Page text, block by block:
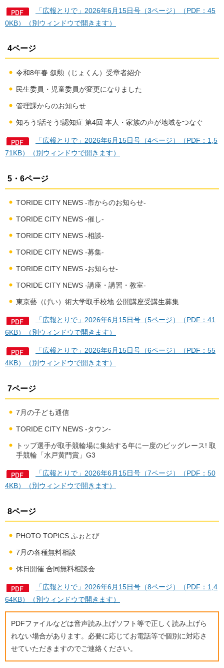
「広報とりで」2026年6月15日号（3ページ）（PDF：45
0KB）（別ウィンドウで開きます）
4ページ
令和8年春 叙勲（じょくん）受章者紹介
民生委員・児童委員が変更になりました
管理課からのお知らせ
知ろう!話そう!認知症 第4回 本人・家族の声が地域をつなぐ
「広報とりで」2026年6月15日号（4ページ）（PDF：1,5
71KB）（別ウィンドウで開きます）
5・6ページ
TORIDE CITY NEWS -市からのお知らせ-
TORIDE CITY NEWS -催し-
TORIDE CITY NEWS -相談-
TORIDE CITY NEWS -募集-
TORIDE CITY NEWS -お知らせ-
TORIDE CITY NEWS -講座・講習・教室-
東京藝（げい）術大学取手校地 公開講座受講生募集
「広報とりで」2026年6月15日号（5ページ）（PDF：41
6KB）（別ウィンドウで開きます）
「広報とりで」2026年6月15日号（6ページ）（PDF：55
4KB）（別ウィンドウで開きます）
7ページ
7月の子ども通信
TORIDE CITY NEWS -タウン-
トップ選手が取手競輪場に集結する年に一度のビッグレース! 取
手競輪「水戸黄門賞」G3
「広報とりで」2026年6月15日号（7ページ）（PDF：50
4KB）（別ウィンドウで開きます）
8ページ
PHOTO TOPICS ふぉとぴ
7月の各種無料相談
休日開催 合同無料相談会
「広報とりで」2026年6月15日号（8ページ）（PDF：1,4
64KB）（別ウィンドウで開きます）
PDFファイルなどは音声読み上げソフト等で正しく読み上げら
れない場合があります。必要に応じてお電話等で個別に対応さ
せていただきますのでご連絡ください。